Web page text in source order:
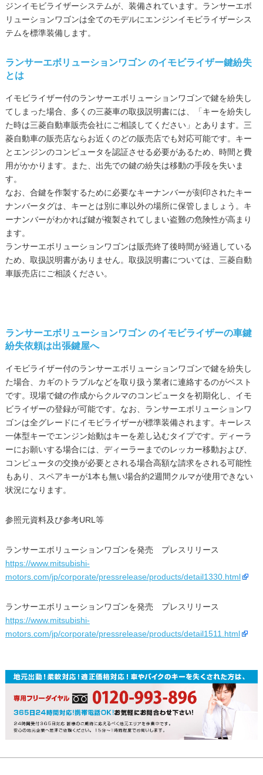
ジンイモビライザーシステムが、装備されています。ランサーエボ
リューションワゴンは全てのモデルにエンジンイモビライザーシス
テムを標準装備します。
ランサーエボリューションワゴン のイモビライザー鍵紛失
とは
イモビライザー付のランサーエボリューションワゴンで鍵を紛失し
てしまった場合、多くの三菱車の取扱説明書には、「キーを紛失し
た時は三菱自動車販売会社にご相談してください」とあります。三
菱自動車の販売店ならお近くのどの販売店でも対応可能です。キー
とエンジンのコンピュータを認証させる必要があるため、時間と費
用がかかります。また、出先での鍵の紛失は移動の手段を失いま
す。
なお、合鍵を作製するために必要なキーナンバーが刻印されたキー
ナンバータグは、キーとは別に車以外の場所に保管しましょう。キ
ーナンバーがわかれば鍵が複製されてしまい盗難の危険性が高まり
ます。
ランサーエボリューションワゴンは販売終了後時間が経過している
ため、取扱説明書がありません。取扱説明書については、三菱自動
車販売店にご相談ください。
ランサーエボリューションワゴン のイモビライザーの車鍵
紛失依頼は出張鍵屋へ
イモビライザー付のランサーエボリューションワゴンで鍵を紛失し
た場合、カギのトラブルなどを取り扱う業者に連絡するのがベスト
です。現場で鍵の作成からクルマのコンピュータを初期化し、イモ
ビライザーの登録が可能です。なお、ランサーエボリューションワ
ゴンは全グレードにイモビライザーが標準装備されます。キーレス
一体型キーでエンジン始動はキーを差し込むタイプです。ディーラ
ーにお願いする場合には、ディーラーまでのレッカー移動および、
コンピュータの交換が必要とされる場合高額な請求をされる可能性
もあり、スペアキーが1本も無い場合約2週間クルマが使用できない
状況になります。
参照元資料及び参考URL等
ランサーエボリューションワゴンを発売 プレスリリース
https://www.mitsubishi-
motors.com/jp/corporate/pressrelease/products/detail1330.html
ランサーエボリューションワゴンを発売 プレスリリース
https://www.mitsubishi-
motors.com/jp/corporate/pressrelease/products/detail1511.html